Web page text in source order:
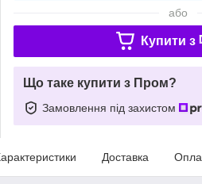
або
Купити з
Що таке купити з Пром?
Замовлення під захистом
Доставка